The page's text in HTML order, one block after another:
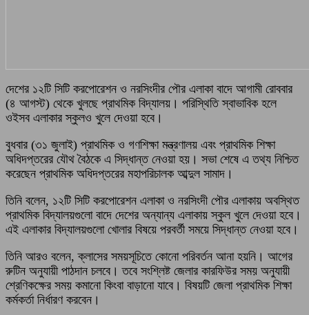
দেশের ১২টি সিটি করপোরেশন ও নরসিংদীর পৌর এলাকা বাদে আগামী রোববার
(৪ আগস্ট) থেকে খুলছে প্রাথমিক বিদ্যালয়।‌ পরিস্থিতি স্বাভাবিক হলে
ওইসব এলাকার স্কুলও খুলে দেওয়া হবে।
বুধবার (৩১ জুলাই) প্রাথমিক ও গণশিক্ষা মন্ত্রণালয় এবং প্রাথমিক শিক্ষা
অধিদপ্তরের যৌথ বৈঠকে এ সিদ্ধান্ত নেওয়া হয়। সভা শেষে এ তথ্য নিশ্চিত
করেছেন প্রাথমিক অধিদপ্তরের মহাপরিচালক আব্দুল সামাদ।
তিনি বলেন, ১২টি সিটি করপোরেশন এলাকা ও নরসিংদী পৌর এলাকায় অবস্থিত
প্রাথমিক বিদ্যালয়গুলো বাদে দেশের অন্যান্য এলাকায় স্কুল খুলে দেওয়া হবে।
এই এলাকার বিদ্যালয়গুলো খোলার বিষয়ে পরবর্তী সময়ে সিদ্ধান্ত নেওয়া হবে।
তিনি আরও বলেন, ক্লাসের সময়সূচিতে কোনো পরিবর্তন আনা হয়নি। আগের
রুটিন অনুযায়ী পাঠদান চলবে। তবে সংশ্লিষ্ট জেলার কারফিউর সময় অনুযায়ী
শ্রেণিকক্ষের সময় কমানো কিংবা বাড়ানো যাবে। বিষয়টি জেলা প্রাথমিক শিক্ষা
কর্মকর্তা নির্ধারণ করবেন।